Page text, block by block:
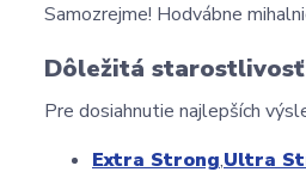
Samozrejme! Hodvábne
Dôležitá
Pre dosiahnutie najlepších
Extra Strong,Ultra